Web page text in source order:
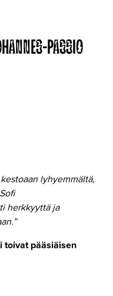
PASSIO
lyhyemmältä,
herkkyyttä ja
toivat pääsiäisen